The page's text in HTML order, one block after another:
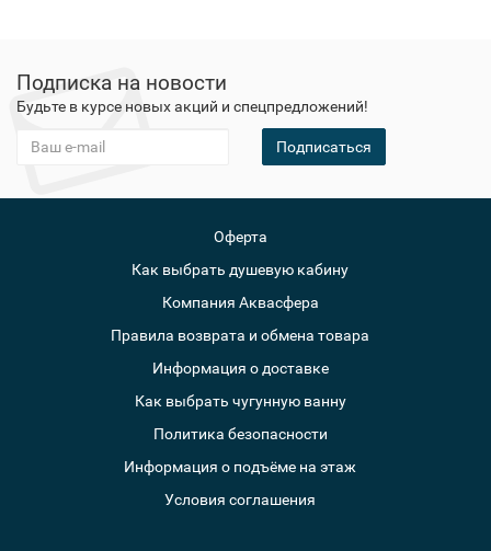
Подписка на новости
Будьте в курсе новых акций и спецпредложений!
Подписаться
Оферта
Как выбрать душевую кабину
Компания Аквасфера
Правила возврата и обмена товара
Информация о доставке
Как выбрать чугунную ванну
Политика безопасности
Информация о подъёме на этаж
Условия соглашения